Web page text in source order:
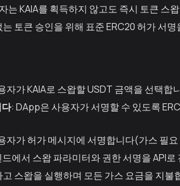
는 KAIA를 획득하지 않고도 즉시 토큰 스
토큰 승인을 위해 표준 ERC20 허가 서
자가 KAIA로 스왑할 USDT 금액을 선택합
: DApp은 사용자가 서명할 수 있도록
자가 허가 메시지에 서명합니다(가스 필
에서 스왑 파라미터와 권한 서명을 API로
스왑을 실행하며 모든 가스 요금을 지불